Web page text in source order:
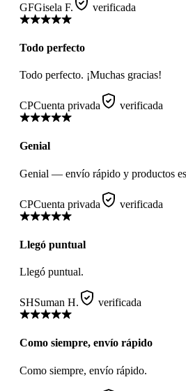
GFGisela F. verificada
Todo perfecto
Todo perfecto. ¡Muchas gracias!
CPCuenta privada verificada
Genial
Genial — envío rápido y productos
CPCuenta privada verificada
Llegó puntual
Llegó puntual.
SHSuman H. verificada
Como siempre, envío rápido
Como siempre, envío rápido.